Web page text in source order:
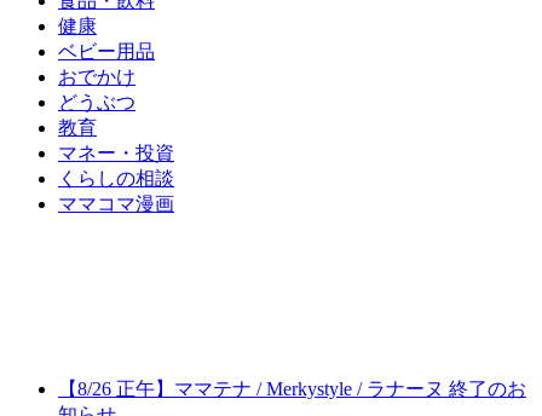
健康
ベビー用品
おでかけ
どうぶつ
教育
マネー・投資
くらしの相談
ママコマ漫画
【8/26 正午】ママテナ / Merkystyle / ラナーヌ 終了のお